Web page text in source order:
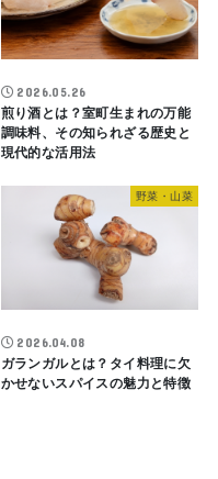
2026.05.26
煎り酒とは？室町生まれの万能
調味料、その知られざる歴史と
現代的な活用法
野菜・山菜
2026.04.08
ガランガルとは？タイ料理に欠
かせないスパイスの魅力と特徴